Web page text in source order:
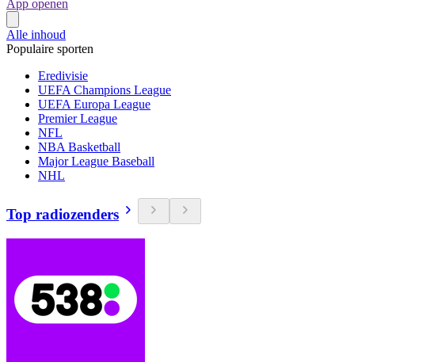
App openen
Alle inhoud
Populaire sporten
Eredivisie
UEFA Champions League
UEFA Europa League
Premier League
NFL
NBA Basketball
Major League Baseball
NHL
Top radiozenders